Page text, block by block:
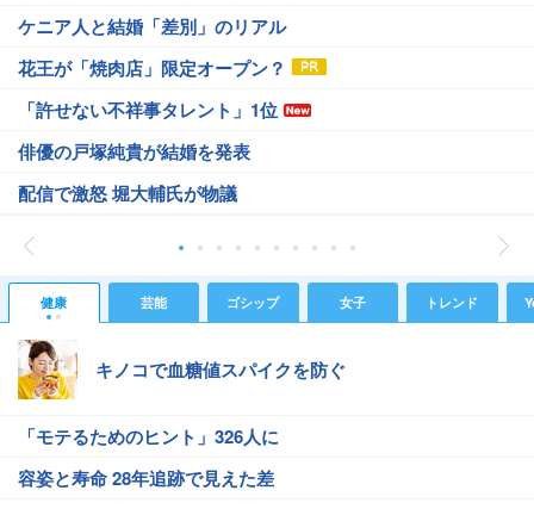
ケニア人と結婚「差別」のリアル
花王が「焼肉店」限定オープン？
「許せない不祥事タレント」1位
俳優の戸塚純貴が結婚を発表
配信で激怒 堀大輔氏が物議
健康 芸能 ゴシップ 女子 トレンド
キノコで血糖値スパイクを防ぐ
「モテるためのヒント」326人に
容姿と寿命 28年追跡で見えた差